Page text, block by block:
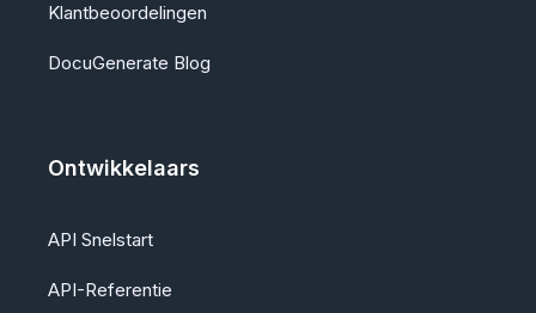
Klantbeoordelingen
DocuGenerate Blog
Ontwikkelaars
API Snelstart
API-Referentie